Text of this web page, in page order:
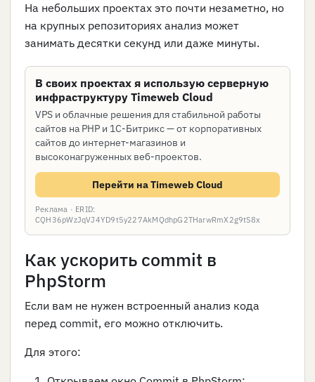
На небольших проектах это почти незаметно, но
на крупных репозиториях анализ может
занимать десятки секунд или даже минуты.
В своих проектах я использую серверную
инфраструктуру Timeweb Cloud
VPS и облачные решения для стабильной работы
сайтов на PHP и 1С-Битрикс — от корпоративных
сайтов до интернет-магазинов и
высоконагруженных веб-проектов.
Перейти на Timeweb Cloud
Реклама · ERID:
CQH36pWzJqVJ4YD9t5y227AkMQdhpG2THarwRmX2g9tS8x
Как ускорить commit в
PhpStorm
Если вам не нужен встроенный анализ кода
перед commit, его можно отключить.
Для этого: